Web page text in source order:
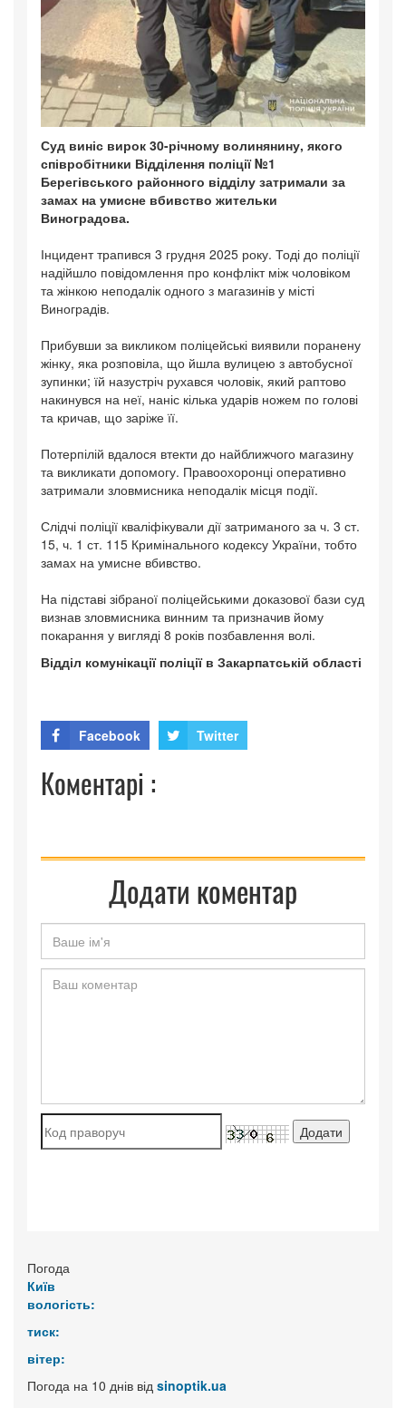
Суд виніс вирок 30-річному волинянину, якого
співробітники Відділення поліції №1
Берегівського районного відділу затримали за
замах на умисне вбивство жительки
Виноградова.
Інцидент трапився 3 грудня 2025 року. Тоді до поліції
надійшло повідомлення про конфлікт між чоловіком
та жінкою неподалік одного з магазинів у місті
Виноградів.
Прибувши за викликом поліцейські виявили поранену
жінку, яка розповіла, що йшла вулицею з автобусної
зупинки; їй назустріч рухався чоловік, який раптово
накинувся на неї, наніс кілька ударів ножем по голові
та кричав, що заріже її.
Потерпілій вдалося втекти до найближчого магазину
та викликати допомогу. Правоохоронці оперативно
затримали зловмисника неподалік місця події.
Слідчі поліції кваліфікували дії затриманого за ч. 3 ст.
15, ч. 1 ст. 115 Кримінального кодексу України, тобто
замах на умисне вбивство.
На підставі зібраної поліцейськими доказової бази суд
визнав зловмисника винним та призначив йому
покарання у вигляді 8 років позбавлення волі.
Відділ комунікації поліції в Закарпатській області
Facebook Twitter
Коментарі :
Додати коментар
Погода
Київ
вологість:
тиск:
вітер:
Погода на 10 днів від sinoptik.ua